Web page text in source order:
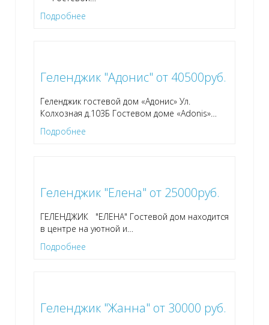
Подробнее
Геленджик "Адонис" от 40500руб.
Геленджик гостевой дом «Адонис» Ул.
Колхозная д.103Б Гостевом доме «Adonis»…
Подробнее
Геленджик "Елена" от 25000руб.
ГЕЛЕНДЖИК "ЕЛЕНА" Гостевой дом находится
в центре на уютной и…
Подробнее
Геленджик "Жанна" от 30000 руб.